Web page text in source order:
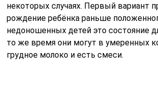
некоторых случаях. Первый вариант
рождение ребёнка раньше
недоношенных детей это состояние
то же время они могут в умеренных
грудное молоко и есть смеси.